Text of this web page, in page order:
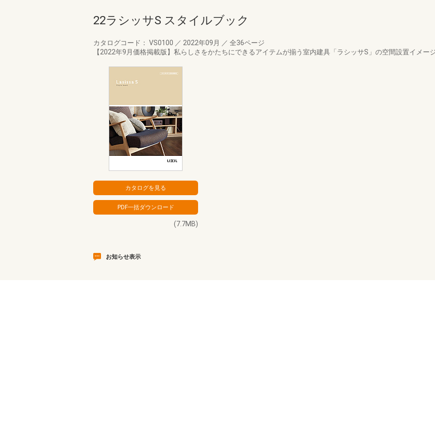
22ラシッサS スタイルブック
カタログコード： VS0100 ／ 2022年09月 ／ 全36ページ
【2022年9月価格掲載版】私らしさをかたちにできるアイテムが揃う室内建具「ラシッサS」の空間設置イメー
(7.7MB)
お知らせ表示